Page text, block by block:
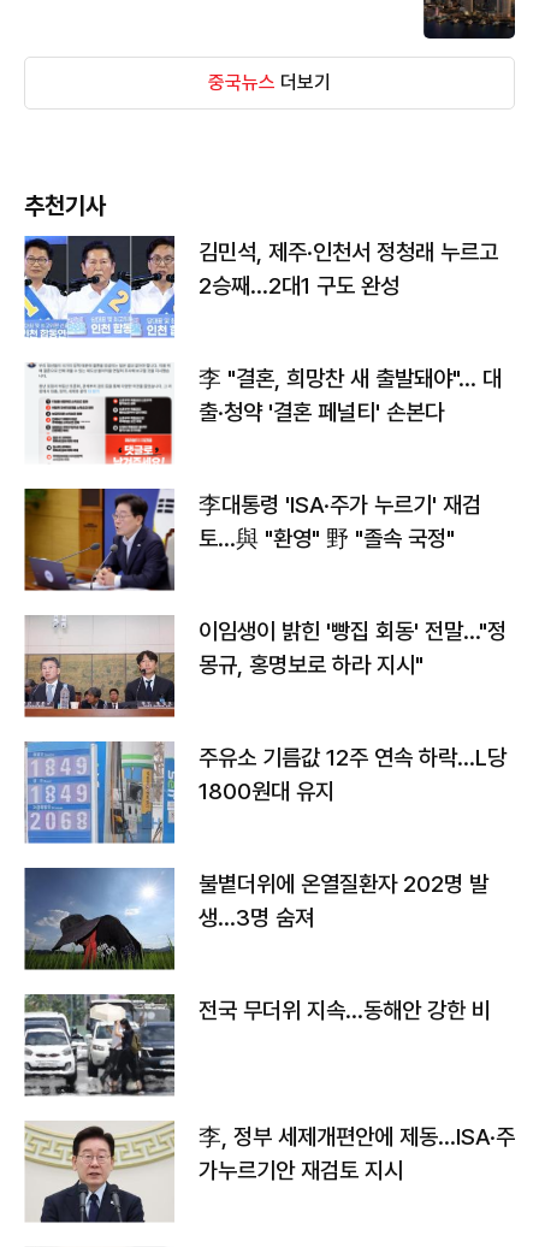
중국뉴스 더보기
추천기사
김민석, 제주·인천서 정청래 누르고
2승째…2대1 구도 완성
李 "결혼, 희망찬 새 출발돼야"… 대
출·청약 '결혼 페널티' 손본다
李대통령 'ISA·주가 누르기' 재검
토…與 "환영" 野 "졸속 국정"
이임생이 밝힌 '빵집 회동' 전말…"정
몽규, 홍명보로 하라 지시"
주유소 기름값 12주 연속 하락…L당
1800원대 유지
불볕더위에 온열질환자 202명 발
생…3명 숨져
전국 무더위 지속…동해안 강한 비
李, 정부 세제개편안에 제동…ISA·주
가누르기안 재검토 지시